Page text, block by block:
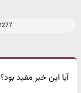
آیا این خبر مفید بود؟